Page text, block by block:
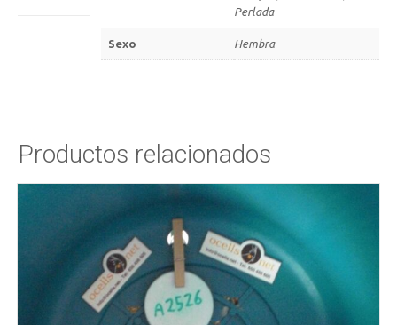
Perlada
Sexo Hembra
Productos relacionados